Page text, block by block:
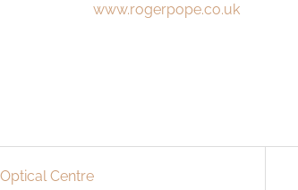
www.rogerpope.co.uk
Cent­re